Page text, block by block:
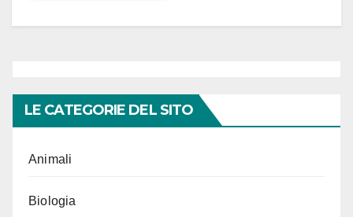
LE CATEGORIE DEL SITO
Animali
Biologia